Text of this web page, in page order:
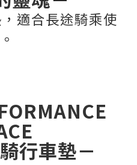
適合長途騎乘使
行車墊－